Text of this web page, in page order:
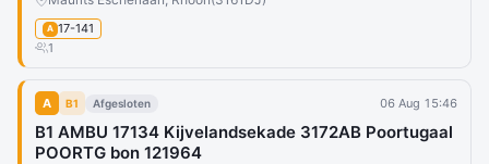
A 17-141
1
A B1 Afgesloten 06 Aug 15:46
B1 AMBU 17134 Kijvelandsekade 3172AB Poortugaal
POORTG bon 121964